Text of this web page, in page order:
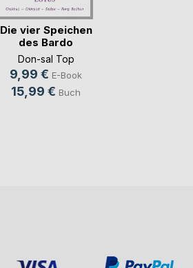
Die vier Speichen
des Bardo
Don-sal Top
9,99 € E-Book
15,99 € Buch